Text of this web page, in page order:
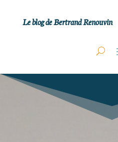
Le blog de Bertrand Renouvin